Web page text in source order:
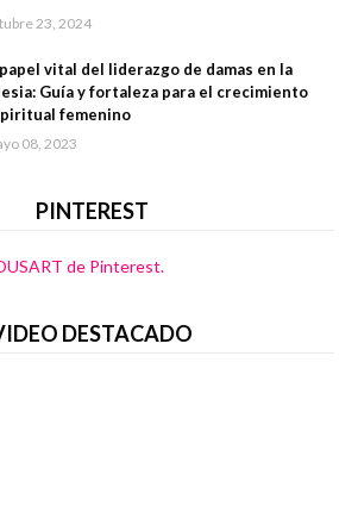
23, 2024
vital del liderazgo de damas en la
Guía y fortaleza para el crecimiento
femenino
08, 2023
PINTEREST
de Pinterest.
DESTACADO